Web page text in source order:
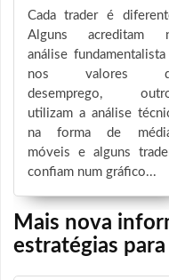
Cada trader é
Alguns acreditam
análise
nos valores
desemprego,
utilizam a análise
na forma de
móveis e alguns
confiam num gráfico...
Mais nova
estratégias